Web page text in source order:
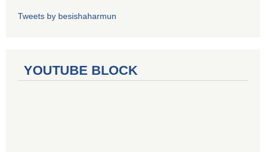
Tweets by besishaharmun
YOUTUBE BLOCK